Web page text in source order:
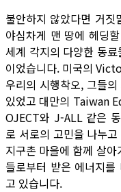
불안하지 않았다면 거
야심차게 맨 땅에 헤딩
세계 각지의 다양한 동
이었습니다. 미국의
우리의 시행착오, 그들
있었고 대만의 Taiwan
OJECT와 J-ALL 같은
로 서로의 고민을 나누
지구촌 마을에 함께 살
들로부터 받은 에너지
고 있습니다.